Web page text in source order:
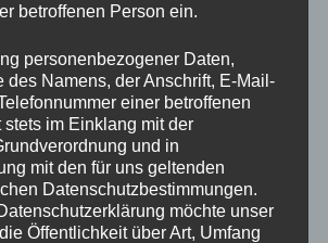
6 Jahre, Freigänger
undSunny(6 Jahre, getigert)
liebe Katzendamen, die ihr ganzes
verbracht haben. Deshalb werden
gemeinsam vermittelt.
betroffenen Person ein.
personenbezogener Daten,
des Namens, der Anschrift, E-Mail-
einer betroffenen
stets im Einklang mit der
und in
mit den für uns geltenden
Datenschutzbestimmungen.
möchte unser
Öffentlichkeit über Art, Umfang